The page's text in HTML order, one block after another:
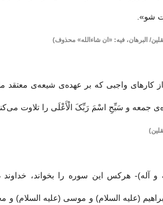
شو».
کارهای واجبی که بر عهده‌ی شیعه‌ی
جمعه و سَبِّحِ اسْمَ رَبِّکَ الْأَعْلَی را تلاوت
و آله)- هرکس این سوره را بخواند،
(علیه السلام) و موسی (علیه السلام) و